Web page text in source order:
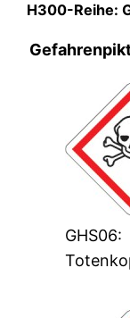
H300-Reihe:
GHS06: